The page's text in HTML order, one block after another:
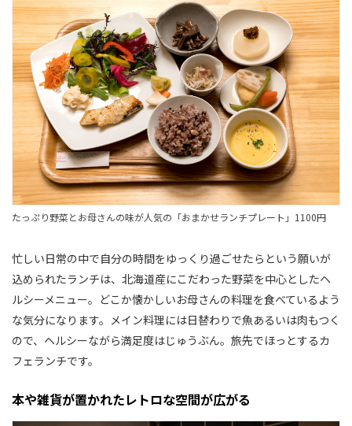
たっぷり野菜とお母さんの味が人気の「おまかせランチプレート」1100円
忙しい日常の中で自分の時間をゆっくり過ごせたらという願いが
込められたランチは、北海道産にこだわった野菜を中心としたヘ
ルシーメニュー。どこか懐かしいお母さんの料理を食べているよう
な気分になります。メイン料理には日替わりで魚あるいは肉もつく
ので、ヘルシーながら満足度はじゅうぶん。旅先でほっとするカ
フェランチです。
本や雑貨が置かれたレトロな空間が広がる